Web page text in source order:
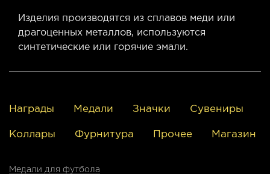
Изделия производятся из сплавов меди или
драгоценных металлов, используются
синтетические или горячие эмали.
Награды Медали Значки Сувениры
Коллары Фурнитура Прочее Магазин
Медали для футбола